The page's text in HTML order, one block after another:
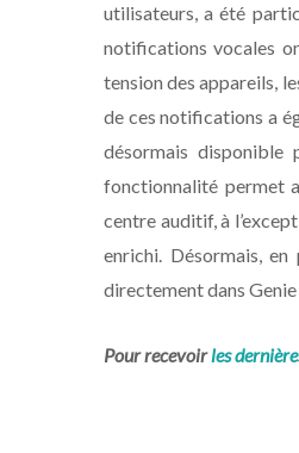
utilisateurs, a été
notifications vocales
tension des appareils,
de ces notifications a
désormais disponible
fonctionnalité permet
centre auditif, à
enrichi. Désormais,
directement dans Genie
Pour recevoirles